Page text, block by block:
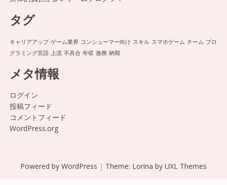
タグ
キャリアアップ ゲーム業界 コンシューマー向け スキル スマホゲーム チーム プロ
グラミング言語 上流 不具合 年収 激務 納期
メタ情報
ログイン
投稿フィード
コメントフィード
WordPress.org
Powered by WordPress | Theme: Lorina by UXL Themes